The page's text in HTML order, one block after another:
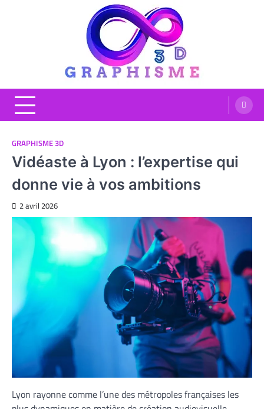
GRAPHISME 3D
Vidéaste à Lyon : l’expertise qui
donne vie à vos ambitions
2 avril 2026
Lyon rayonne comme l’une des métropoles françaises les